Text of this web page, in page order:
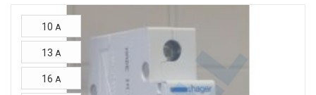
10 A
13 A
16 A